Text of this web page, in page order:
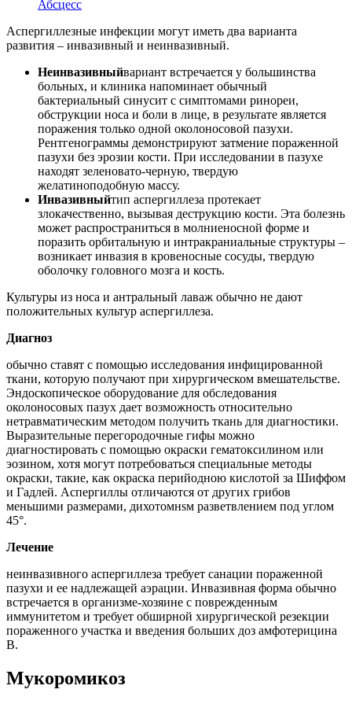
Абсцесс
Аспергиллезные инфекции могут иметь два варианта
развития – инвазивный и неинвазивный.
Неинвазивныйвариант встречается у большинства
больных, и клиника напоминает обычный
бактериальный синусит с симптомами ринореи,
обструкции носа и боли в лице, в результате является
поражения только одной околоносовой пазухи.
Рентгенограммы демонстрируют затмение пораженной
пазухи без эрозии кости. При исследовании в пазухе
находят зеленовато-черную, твердую
желатиноподобную массу.
Инвазивныйтип аспергиллеза протекает
злокачественно, вызывая деструкцию кости. Эта болезнь
может распространиться в молниеносной форме и
поразить орбитальную и интракраниальные структуры –
возникает инвазия в кровеносные сосуды, твердую
оболочку головного мозга и кость.
Культуры из носа и антральный лаваж обычно не дают
положительных культур аспергиллеза.
Диагноз
обычно ставят с помощью исследования инфицированной
ткани, которую получают при хирургическом вмешательстве.
Эндоскопическое оборудование для обследования
околоносовых пазух дает возможность относительно
нетравматическим методом получить ткань для диагностики.
Выразительные перегородочные гифы можно
диагностировать с помощью окраски гематоксилином или
эозином, хотя могут потребоваться специальные методы
окраски, такие, как окраска перийодною кислотой за Шиффом
и Гадлей. Аспергиллы отличаются от других грибов
меньшими размерами, дихотомнsм разветвлением под углом
45°.
Лечение
неинвазивного аспергиллеза требует санации пораженной
пазухи и ее надлежащей аэрации. Инвазивная форма обычно
встречается в организме-хозяине с поврежденным
иммунитетом и требует обширной хирургической резекции
пораженного участка и введения больших доз амфотерицина
В.
Мукоромикоз